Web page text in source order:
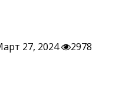
27, 2024 2978